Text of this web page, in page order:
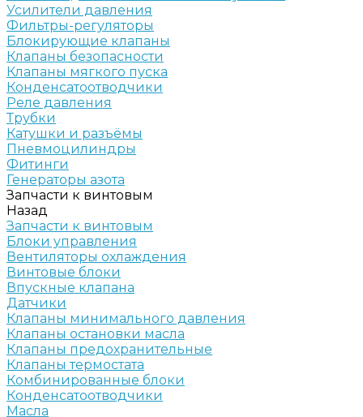
Усилители давления
Фильтры-регуляторы
Блокирующие клапаны
Клапаны безопасности
Клапаны мягкого пуска
Конденсатоотводчики
Реле давления
Трубки
Катушки и разъёмы
Пневмоцилиндры
Фитинги
Генераторы азота
Запчасти к винтовым
Назад
Запчасти к винтовым
Блоки управления
Вентиляторы охлаждения
Винтовые блоки
Впускные клапана
Датчики
Клапаны минимального давления
Клапаны остановки масла
Клапаны предохранительные
Клапаны термостата
Комбинированные блоки
Конденсатоотводчики
Масла